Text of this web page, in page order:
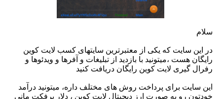
سلام
در این سایت که یکی از معتبرترین سایتهای کسب لایت کوین
رایگان هست ،میتونید با بازدید از تبلیغات و آفرها و ویدئوها و
رفرال گیری لایت کوین رایگان دریافت کنید
این سایت برای پرداخت روش های مختلف داره، میتونید درآمد
خودتون رو به صورت ارز دیجیتال لایت کوین ، دلار پرفکت مانی